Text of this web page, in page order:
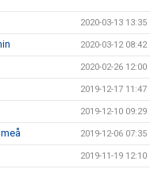
2020-03-13 13:35
2020-03-12 08:42
2020-02-26 12:00
2019-12-17 11:47
2019-12-10 09:29
2019-12-06 07:35
2019-11-19 12:10